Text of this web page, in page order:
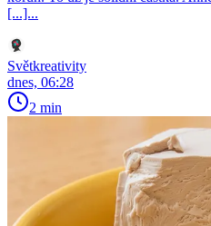
[...]...
Světkreativity
dnes, 06:28
2 min